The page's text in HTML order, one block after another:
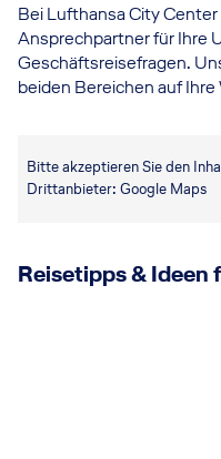
Bei Lufthansa City
Ansprechpartner für Ihre
Geschäftsreisefragen.
beiden Bereichen auf
Bitte akzeptieren Sie den
Drittanbieter: Google Maps
Reisetipps & Ideen